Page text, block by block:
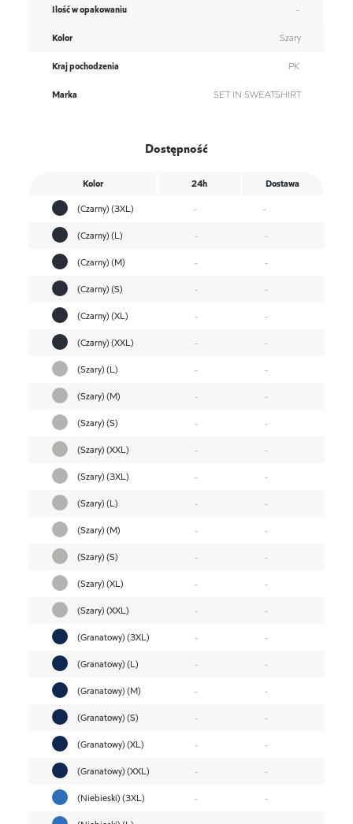
Ilość w opakowaniu -
Kolor Szary
Kraj pochodzenia PK
Marka SET IN SWEATSHIRT
Dostępność
Kolor 24h
Dostawa
(Czarny) (3XL)
-
-
(Czarny) (L)
-
-
(Czarny) (M)
-
-
(Czarny) (S)
-
-
(Czarny) (XL)
-
-
(Czarny) (XXL)
-
-
(Szary) (L)
-
-
(Szary) (M)
-
-
(Szary) (S)
-
-
(Szary) (XXL)
-
-
(Szary) (3XL)
-
-
(Szary) (L)
-
-
(Szary) (M)
-
-
(Szary) (S)
-
-
(Szary) (XL)
-
-
(Szary) (XXL)
-
-
(Granatowy) (3XL)
-
-
(Granatowy) (L)
-
-
(Granatowy) (M)
-
-
(Granatowy) (S)
-
-
(Granatowy) (XL)
-
-
(Granatowy) (XXL)
-
-
(Niebieski) (3XL)
-
-